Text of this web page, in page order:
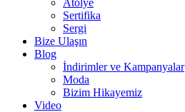
Atölye
Sertifika
Sergi
Bize Ulaşın
Blog
İndirimler ve Kampanyalar
Moda
Bizim Hikayemiz
Video